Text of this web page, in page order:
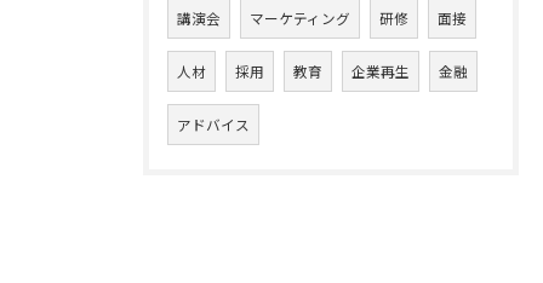
講演会 マーケティング 研修 面接
人材 採用 教育 企業再生 金融
アドバイス